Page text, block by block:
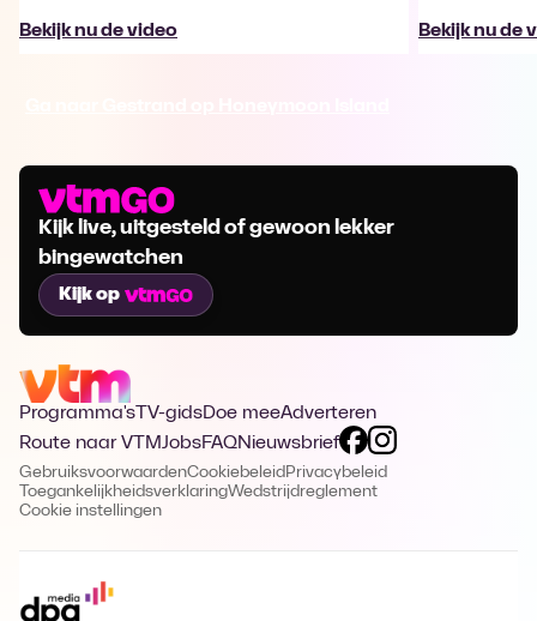
Bekijk nu de video Bekijk nu de
Kijk live, uitgesteld of gewoon lekker
bingewatchen
Kijk op
Programma's TV-gidsDoe meeAdverteren
Route naar VTMJobsFAQNieuwsbrief
GebruiksvoorwaardenCookiebeleid Privacybeleid
ToegankelijkheidsverklaringWedstrijdreglement
Cookie instellingen